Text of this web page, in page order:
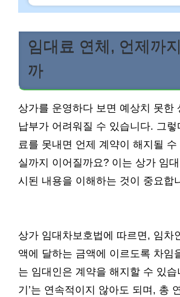
임대료 연체, 언제까
까
상가를 운영하다 보면 예상치 못한
납부가 어려워질 수 있습니다. 그렇
료를 못내면 언제 계약이 해지될
실까지 이어질까요? 이는 상가 임
시된 내용을 이해하는 것이 중요합
상가 임대차보호법에 따르면, 임차
액에 달하는 금액에 이르도록 차임
는 임대인은 계약을 해지할 수 있습
기’는 연속적이지 않아도 되며, 총